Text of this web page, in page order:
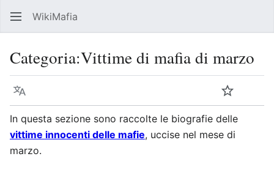
WikiMafia
Categoria:Vittime di mafia di marzo
Lingua Segui
In questa sezione sono raccolte le biografie delle
vittime innocenti delle mafie, uccise nel mese di
marzo.